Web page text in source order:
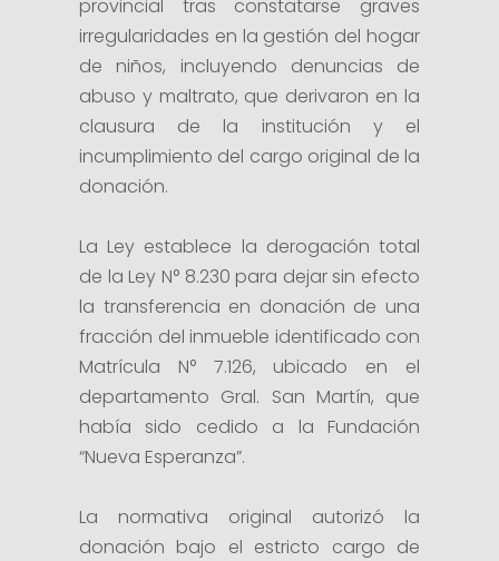
provincial tras constatarse graves
irregularidades en la gestión del hogar
de niños, incluyendo denuncias de
abuso y maltrato, que derivaron en la
clausura de la institución y el
incumplimiento del cargo original de la
donación.
La Ley establece la derogación total
de la Ley N° 8.230 para dejar sin efecto
la transferencia en donación de una
fracción del inmueble identificado con
Matrícula N° 7.126, ubicado en el
departamento Gral. San Martín, que
había sido cedido a la Fundación
“Nueva Esperanza”.
La normativa original autorizó la
donación bajo el estricto cargo de